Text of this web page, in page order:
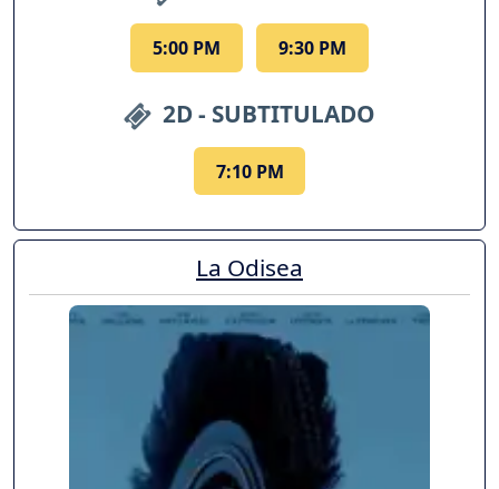
5:00 PM 9:30 PM
2D - SUBTITULADO
7:10 PM
La Odisea